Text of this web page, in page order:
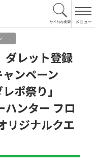
レット登録
ンペーン
ポ祭り」
ハンター フロ
リジナルクエ